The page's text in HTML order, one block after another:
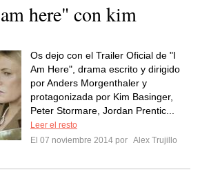
here" con kim
Os dejo con el Trailer Oficial de "I
Am Here", drama escrito y dirigido
por Anders Morgenthaler y
protagonizada por Kim Basinger,
Peter Stormare, Jordan Prentic...
Leer el resto
El 07 noviembre 2014 por Alex Trujillo